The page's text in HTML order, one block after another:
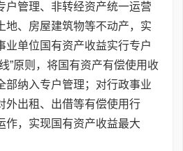
户管理、非转经资产统一运营
地、房屋建筑物等不动产，实
业单位国有资产收益实行专户
”原则，将国有资产有偿使用收
部纳入专户管理；对行政事业
外出租、出借等有偿使用行
作，实现国有资产收益最大